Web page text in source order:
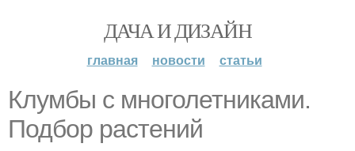
ДАЧА И ДИЗАЙН
главная новости статьи
Клумбы с многолетниками.
Подбор растений